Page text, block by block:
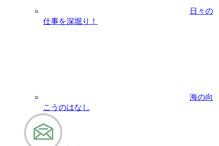
日々の
仕事を深堀り！
海の向
こうのはなし